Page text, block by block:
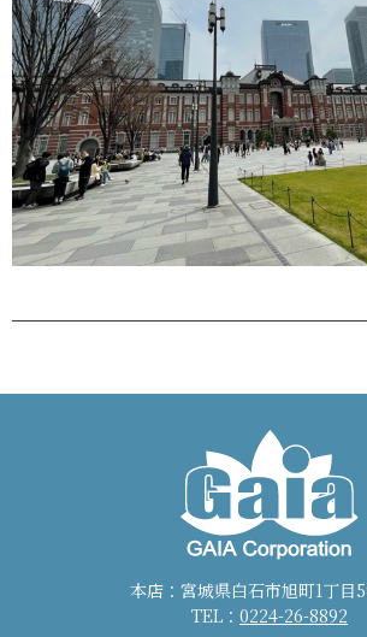
本店：宮城県白石市旭町1丁目
TEL： 0224-26-8892